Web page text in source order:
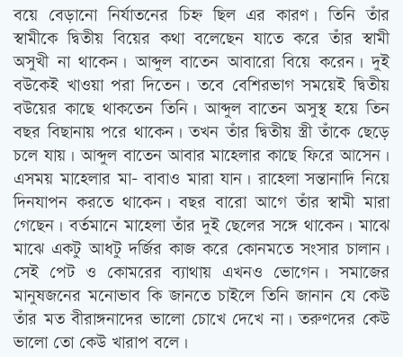
বয়ে বেড়ানো নির্যাতনের চিহ্ন ছিল এর কারণ। তিনি তাঁর
স্বামীকে দ্বিতীয় বিয়ের কথা বলেছেন যাতে করে তাঁর স্বামী
অসুখী না থাকেন। আব্দুল বাতেন আবারো বিয়ে করেন। দুই
বউকেই খাওয়া পরা দিতেন। তবে বেশিরভাগ সময়েই দ্বিতীয়
বউয়ের কাছে থাকতেন তিনি। আব্দুল বাতেন অসুস্থ্ হয়ে তিন
বছর বিছানায় পরে থাকেন। তখন তাঁর দ্বিতীয় স্ত্রী তাঁকে ছেড়ে
চলে যায়। আব্দুল বাতেন আবার মাহেলার কাছে ফিরে আসেন।
এসময় মাহেলার মা- বাবাও মারা যান। রাহেলা সন্তানাদি নিয়ে
দিনযাপন করতে থাকেন। বছর বারো আগে তাঁর স্বামী মারা
গেছেন। বর্তমানে মাহেলা তাঁর দুই ছেলের সঙ্গে থাকেন। মাঝে
মাঝে একটু আধটু দর্জির কাজ করে কোনমতে সংসার চালান।
সেই পেট ও কোমরের ব্যাথায় এখনও ভোগেন। সমাজের
মানুষজনের মনোভাব কি জানতে চাইলে তিনি জানান যে কেউ
তাঁর মত বীরাঙ্গনাদের ভালো চোখে দেখে না। তরুণদের কেউ
ভালো তো কেউ খারাপ বলে।